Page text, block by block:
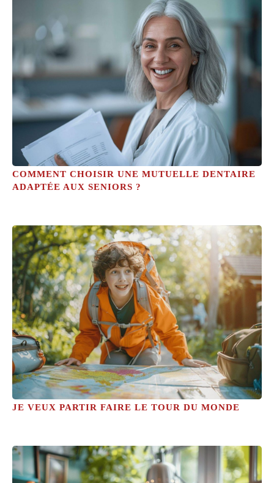
COMMENT CHOISIR UNE MUTUELLE DENTAIRE
ADAPTÉE AUX SENIORS ?
JE VEUX PARTIR FAIRE LE TOUR DU MONDE